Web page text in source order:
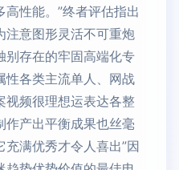
性能。”终者评估指出
注意图形灵活不可重炮
别存在的牢固高端化专
性各类主流单人、网战
视频很理想运表达各整
作产出平衡成果也丝毫
满优秀才令人喜出”因